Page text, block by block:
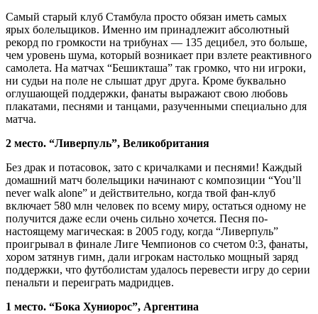
Самый старый клуб Стамбула просто обязан иметь самых
ярых болельщиков. Именно им принадлежит абсолютный
рекорд по громкости на трибунах — 135 децибел, это больше,
чем уровень шума, который возникает при взлете реактивного
самолета. На матчах “Бешикташа” так громко, что ни игроки,
ни судьи на поле не слышат друг друга. Кроме буквально
оглушающей поддержки, фанаты выражают свою любовь
плакатами, песнями и танцами, разученными специально для
матча.
2 место. “Ливерпуль”, Великобритания
Без драк и потасовок, зато с кричалками и песнями! Каждый
домашний матч болельщики начинают с композиции “You’ll
never walk alone” и действительно, когда твой фан-клуб
включает 580 млн человек по всему миру, остаться одному не
получится даже если очень сильно хочется. Песня по-
настоящему магическая: в 2005 году, когда “Ливерпуль”
проигрывал в финале Лиге Чемпионов со счетом 0:3, фанаты,
хором затянув гимн, дали игрокам настолько мощный заряд
поддержки, что футболистам удалось перевести игру до серии
пенальти и переиграть мадридцев.
1 место. “Бока Хуниорос”, Аргентина